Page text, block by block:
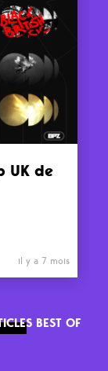
UK de
il y a 7 mois
BEST OF